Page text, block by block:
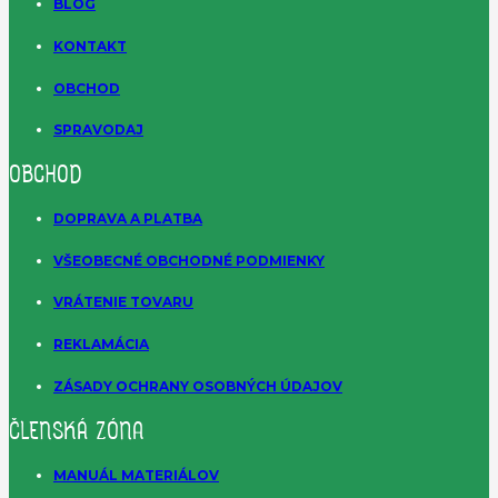
BLOG
KONTAKT
OBCHOD
SPRAVODAJ
OBCHOD
DOPRAVA A PLATBA
VŠEOBECNÉ OBCHODNÉ PODMIENKY
VRÁTENIE TOVARU
REKLAMÁCIA
ZÁSADY OCHRANY OSOBNÝCH ÚDAJOV
ČLENSKÁ ZÓNA
MANUÁL MATERIÁLOV